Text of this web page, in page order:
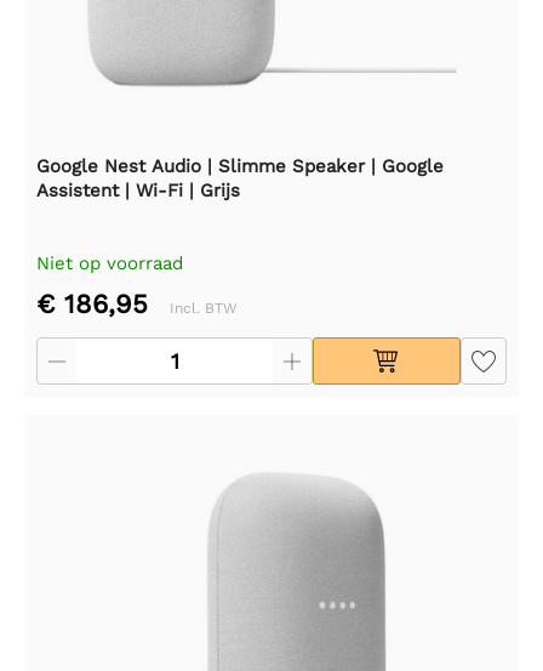
Google Nest Audio | Slimme Speaker | Google
Assistent | Wi-Fi | Grijs
Niet op voorraad
€ 186,95 Incl. BTW